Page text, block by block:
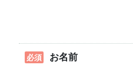
必須 お名前